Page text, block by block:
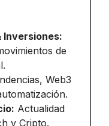
Inversiones:
de
Web3
Actualidad
y Cripto.